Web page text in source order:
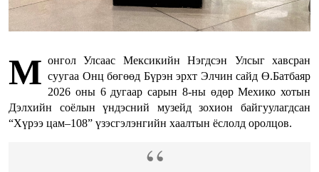
М онгол Улсаас Мексикийн Нэгдсэн Улсыг хавсран
суугаа Онц бөгөөд Бүрэн эрхт Элчин сайд Ө.Батбаяр
2026 оны 6 дугаар сарын 8-ны өдөр Мехико хотын
Дэлхийн соёлын үндэсний музейд зохион байгуулагдсан
“Хүрээ цам–108” үзэсгэлэнгийн хаалтын ёслолд оролцов.